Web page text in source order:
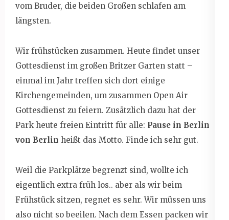
vom Bruder, die beiden Großen schlafen am
längsten.
Wir frühstücken zusammen. Heute findet unser
Gottesdienst im großen Britzer Garten statt –
einmal im Jahr treffen sich dort einige
Kirchengemeinden, um zusammen Open Air
Gottesdienst zu feiern. Zusätzlich dazu hat der
Park heute freien Eintritt für alle: Pause in Berlin
von Berlin heißt das Motto. Finde ich sehr gut.
Weil die Parkplätze begrenzt sind, wollte ich
eigentlich extra früh los.. aber als wir beim
Frühstück sitzen, regnet es sehr. Wir müssen uns
also nicht so beeilen. Nach dem Essen packen wir